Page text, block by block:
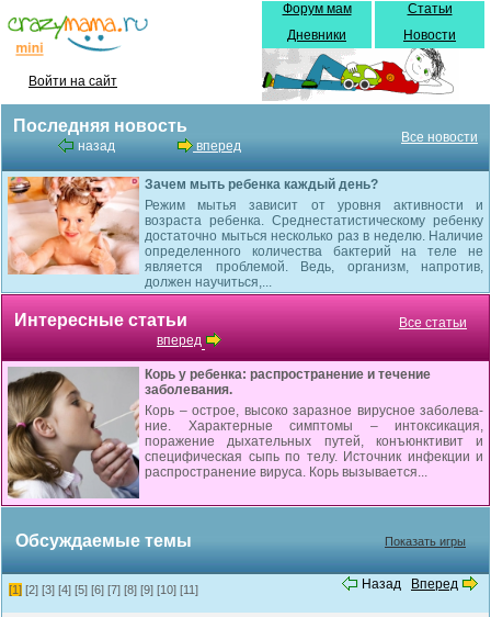
Войти на сайт
Форум мам
Дневники
Статьи
Новости
Последняя новость
назад вперед
Все новости
Зачем мыть ребенка каждый день?
Режим мытья зависит от уровня активности и
возраста ребенка. Среднестатистическому ребенку
достаточно мыться несколько раз в неделю. Наличие
определенного количества бактерий на теле не
является проблемой. Ведь, организм, напротив,
должен научиться,...
Интересные статьи
вперед
Все статьи
Корь у ребенка: распространение и течение
заболевания.
Корь – острое, высоко заразное вирусное заболева­
ние. Характерные симптомы – интоксикация,
поражение дыха­тельных путей, конъюнктивит и
специфическая сыпь по телу. Источник инфекции и
распространение вируса. Корь вызывается...
Обсуждаемые темы Показать игры
Назад Вперед
[1] [2] [3] [4] [5] [6] [7] [8] [9] [10] [11]